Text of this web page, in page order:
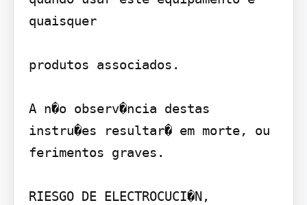
quaisquer
produtos associados.
A n�o observ�ncia destas
instru�es resultar� em morte, ou
ferimentos graves.
RIESGO DE ELECTROCUCI�N,